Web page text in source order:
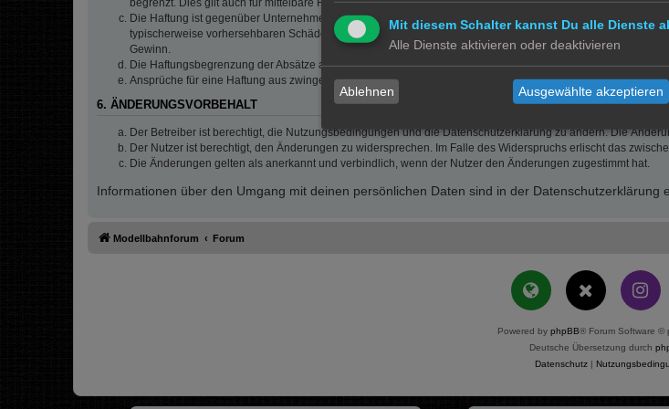
Die Haftung ist gegenüber Unternehmern außer bei der Verletzung von Leben, Körper und Gesundheit
typischerweise vorhersehbaren Schäden und im Übrigen der Höhe nach auf die vertragstypischen
Gewinn.
Die Haftungsbegrenzung der Absätze a bis c gilt sinngemäß auch zugunsten der Mitarbeiter und
Ansprüche für eine Haftung aus zwingendem nationalem Recht bleiben unberührt.
6. ÄNDERUNGSVORBEHALT
Der Betreiber ist berechtigt, die Nutzungsbedingungen und die Datenschutzerklärung zu ändern. Die
Der Nutzer ist berechtigt, den Änderungen zu widersprechen. Im Falle des Widerspruchs erlischt das
Die Änderungen gelten als anerkannt und verbindlich, wenn der Nutzer den Änderungen zugestimmt hat.
Informationen über den Umgang mit deinen persönlichen Daten sind in der Datenschutzerklärung
Modellbahnforum Forum
Powered by phpBB® Forum Software ©
Deutsche Übersetzung durch
Datenschutz|
Mit diesem Schalter kannst Du alle Dienste
Alle Dienste aktivieren oder deaktivieren
Ablehnen Ausgewählte akzeptieren